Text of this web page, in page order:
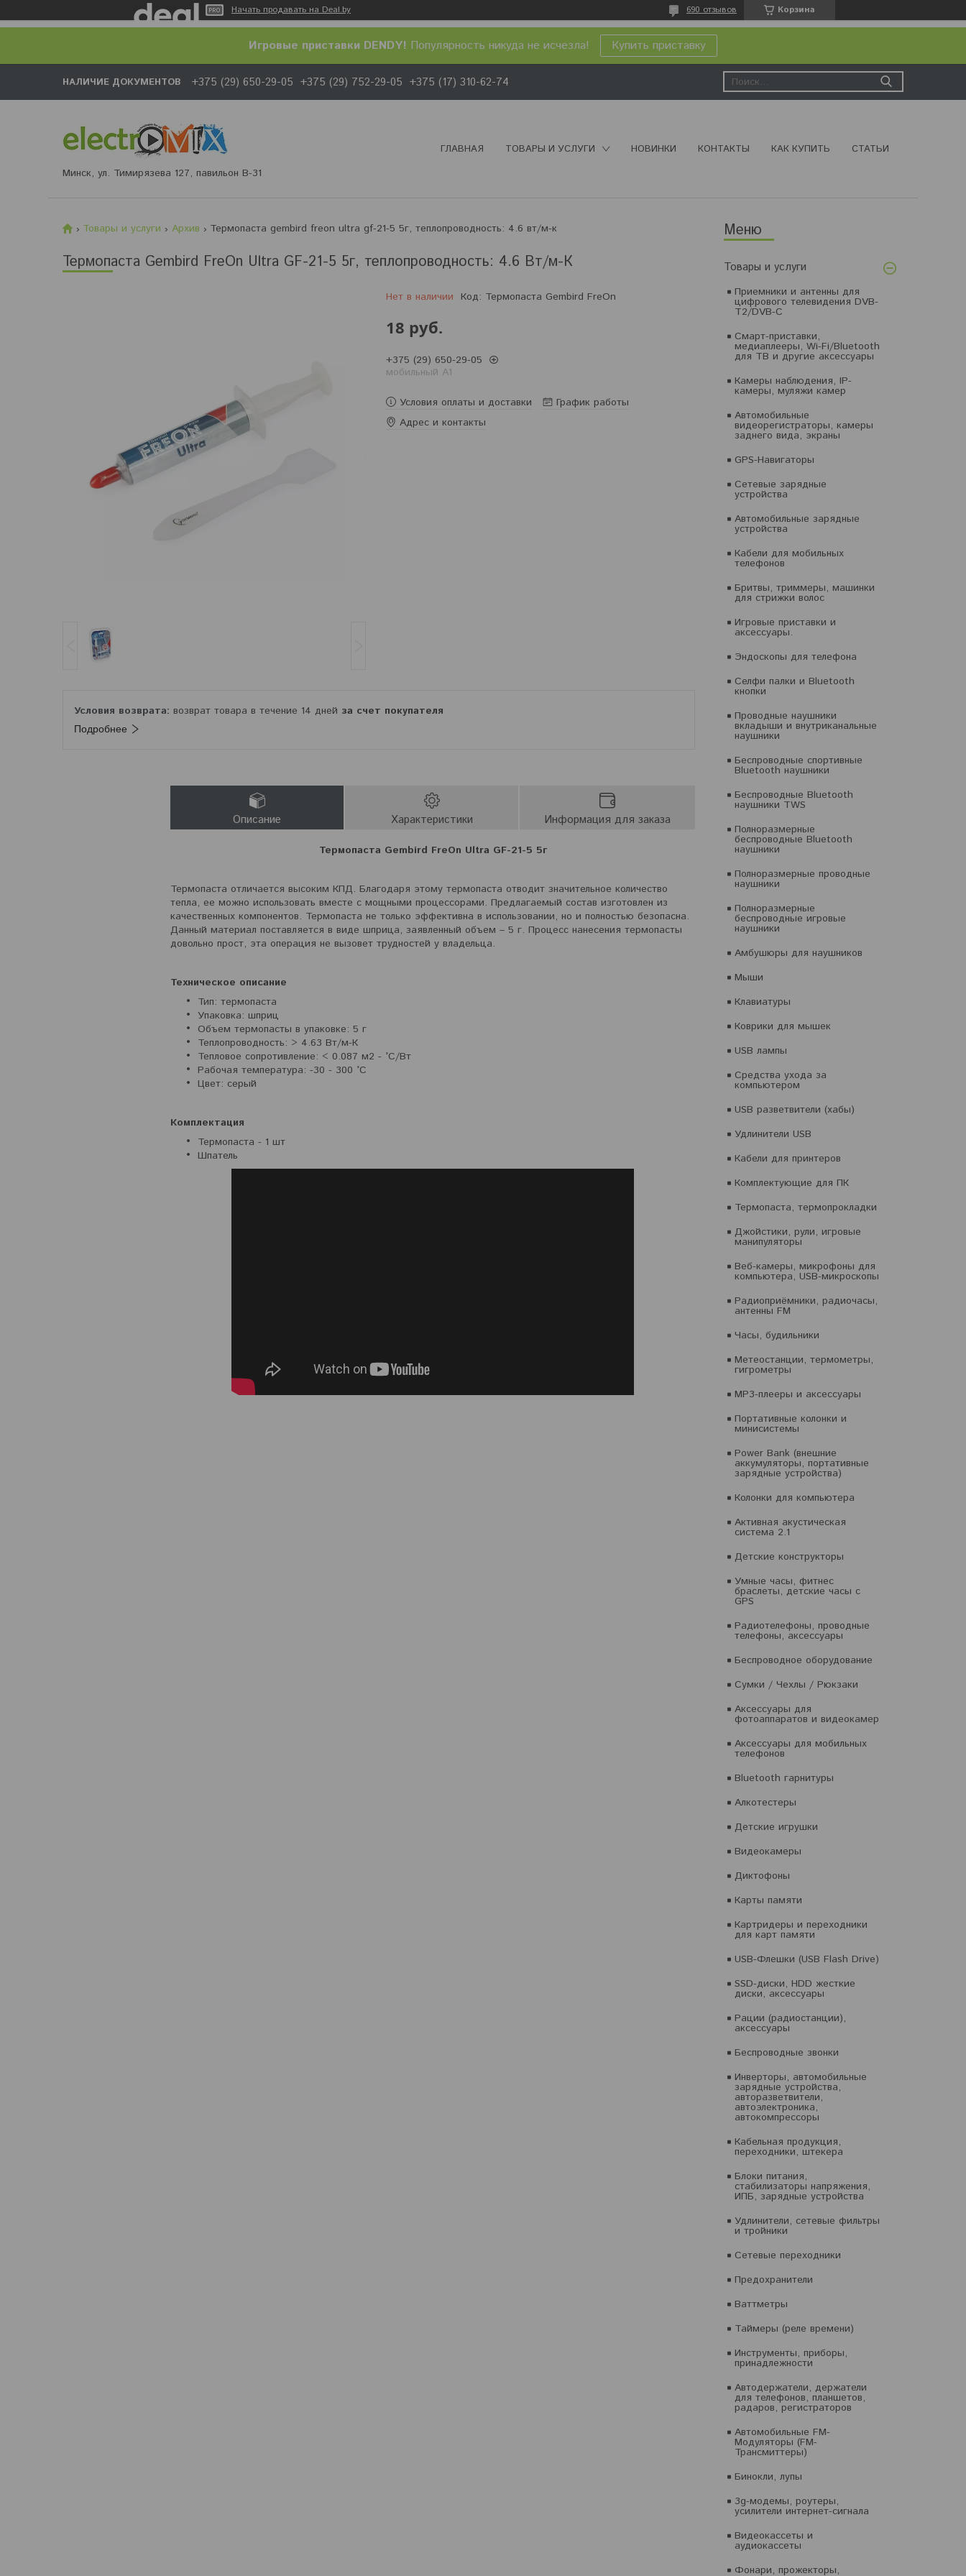
Начать продавать на Deal.by Корзина
690 отзывов
Игровые приставки DENDY! Популярность никуда не исчезла! Купить приставку
НАЛИЧИЕ ДОКУМЕНТОВ +375 (29) 650-29-05 +375 (29) 752-29-05 +375 (17) 310-62-74
Минск, ул. Тимирязева 127, павильон В-31
ГЛАВНАЯ ТОВАРЫ И УСЛУГИ НОВИНКИ КОНТАКТЫ КАК КУПИТЬ СТАТЬИ
Товары и услуги
Приемники и антенны для
цифрового телевидения DVB-
T2/DVB-C
Смарт-приставки,
медиаплееры, Wi-Fi/Bluetooth
для ТВ и другие аксессуары
Камеры наблюдения, IP-
камеры, муляжи камер
Автомобильные
видеорегистраторы, камеры
заднего вида, экраны
GPS-Навигаторы
Сетевые зарядные
устройства
Автомобильные зарядные
устройства
Кабели для мобильных
телефонов
Бритвы, триммеры, машинки
для стрижки волос
Игровые приставки и
аксессуары.
Эндоскопы для телефона
Селфи палки и Bluetooth
кнопки
Проводные наушники
вкладыши и внутриканальные
наушники
Беспроводные спортивные
Bluetooth наушники
Беспроводные Bluetooth
наушники TWS
Полноразмерные
беспроводные Bluetooth
наушники
Полноразмерные проводные
наушники
Полноразмерные
беспроводные игровые
наушники
Амбушюры для наушников
Мыши
Клавиатуры
Коврики для мышек
USB лампы
Средства ухода за
компьютером
USB разветвители (хабы)
Удлинители USB
Кабели для принтеров
Комплектующие для ПК
Термопаста, термопрокладки
Джойстики, рули, игровые
манипуляторы
Веб-камеры, микрофоны для
компьютера, USB-микроскопы
Радиоприёмники, радиочасы,
антенны FM
Часы, будильники
Метеостанции, термометры,
гигрометры
MP3-плееры и аксессуары
Портативные колонки и
минисистемы
Power Bank (внешние
аккумуляторы, портативные
зарядные устройства)
Колонки для компьютера
Активная акустическая
система 2.1
Детские конструкторы
Умные часы, фитнес
браслеты, детские часы с
GPS
Радиотелефоны, проводные
телефоны, аксессуары
Беспроводное оборудование
Сумки / Чехлы / Рюкзаки
Аксессуары для
фотоаппаратов и видеокамер
Аксессуары для мобильных
телефонов
Bluetooth гарнитуры
Алкотестеры
Детские игрушки
Видеокамеры
Диктофоны
Карты памяти
Картридеры и переходники
для карт памяти
USB-Флешки (USB Flash Drive)
SSD-диски, HDD жесткие
диски, аксессуары
Рации (радиостанции),
аксессуары
Беспроводные звонки
Инверторы, автомобильные
зарядные устройства,
авторазветвители,
автоэлектроника,
автокомпрессоры
Кабельная продукция,
переходники, штекера
Блоки питания,
стабилизаторы напряжения,
ИПБ, зарядные устройства
Удлинители, сетевые фильтры
и тройники
Сетевые переходники
Предохранители
Ваттметры
Таймеры (реле времени)
Инструменты, приборы,
принадлежности
Автодержатели, держатели
для телефонов, планшетов,
радаров, регистраторов
Автомобильные FM-
Модуляторы (FM-
Трансмиттеры)
Бинокли, лупы
3g-модемы, роутеры,
усилители интернет-сигнала
Видеокассеты и
аудиокассеты
Фонари, прожекторы,
Товары и услуги Архив Термопаста gembird freon ultra gf-21-5 5г, теплопроводность: 4.6 вт/м-к
Термопаста Gembird FreOn Ultra GF-21-5 5г, теплопроводность: 4.6 Вт/м-К
Нет в наличии Код: Термопаста Gembird FreOn
18 руб.
+375 (29) 650-29-05
мобильный A1
Условия оплаты и доставки
График работы
Адрес и контакты
возврат товара в течение 14 дней за счет покупателя
Подробнее
Описание Характеристики Информация для заказа
Термопаста Gembird FreOn Ultra GF-21-5 5г
Термопаста отличается высоким КПД. Благодаря этому термопаста отводит значительное количество
тепла, ее можно использовать вместе с мощными процессорами. Предлагаемый состав изготовлен из
качественных компонентов. Термопаста не только эффективна в использовании, но и полностью безопасна.
Данный материал поставляется в виде шприца, заявленный объем – 5 г. Процесс нанесения термопасты
довольно прост, эта операция не вызовет трудностей у владельца.
Техническое описание
Тип: термопаста
Упаковка: шприц
Объем термопасты в упаковке: 5 г
Теплопроводность: > 4.63 Вт/м-К
Тепловое сопротивление: < 0.087 м2 - °С/Вт
Рабочая температура: -30 - 300 °С
Цвет: серый
Комплектация
Термопаста - 1 шт
Шпатель